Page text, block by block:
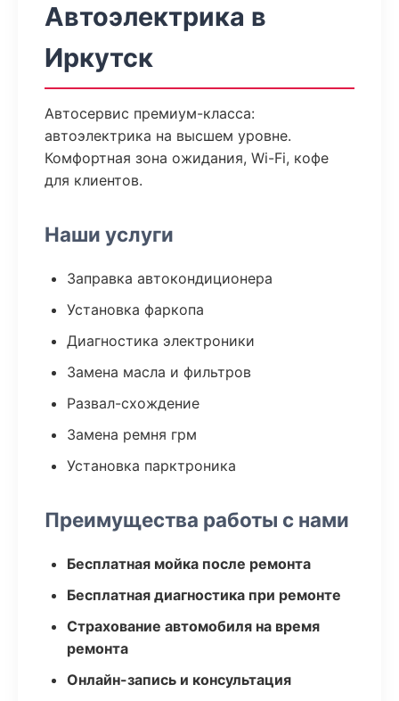
Автоэлектрика в
Иркутск
Автосервис премиум-класса:
автоэлектрика на высшем уровне.
Комфортная зона ожидания, Wi-Fi, кофе
для клиентов.
Наши услуги
Заправка автокондиционера
Установка фаркопа
Диагностика электроники
Замена масла и фильтров
Развал-схождение
Замена ремня грм
Установка парктроника
Преимущества работы с нами
Бесплатная мойка после ремонта
Бесплатная диагностика при ремонте
Страхование автомобиля на время
ремонта
Онлайн-запись и консультация